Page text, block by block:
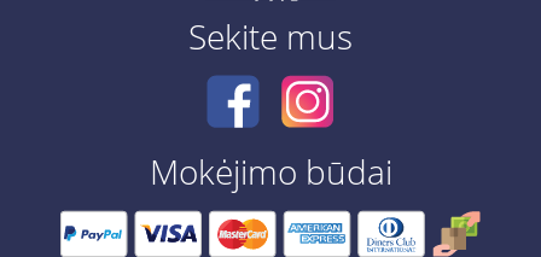
Sekite mus
Mokėjimo būdai